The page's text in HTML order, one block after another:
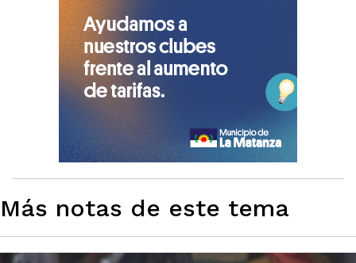
Más notas de este tema